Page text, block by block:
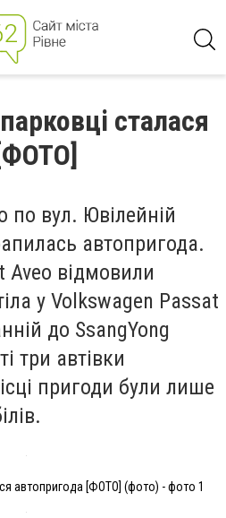
сталася
по вул. Ювілейній
автопригода.
Aveo відмовили
у Volkswagen Passat
до SsangYong
три автівки
пригоди були лише
автопригода [ФОТО] (фото) - фото 1